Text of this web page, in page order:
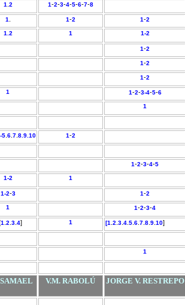
1 2 1-2-3-4-5-6-7-8
1 1-2 1-2
1. 2 1 1-2
1-2
1-2
1-2
1 1-2-3-4-5-6
1
5. 6. 7. 8. 9. 10 1-2
1-2-3-4-5
1-2 1
1-2-3 1-2
1 1-2-3-4
1 2 3 4] 1 [1 2 3. 4. 5. 6. 7. 8. 9. 10]
1
V.M. RABOLÚ JORGE V. RESTREPO